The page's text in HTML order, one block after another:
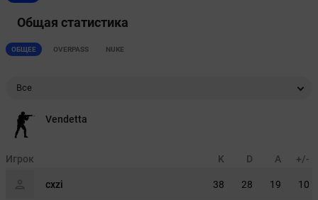
Общая статистика
ОБЩЕЕ OVERPASS NUKE
Все
Vendetta
Игрок K D A +/-
cxzi 38 28 19 10